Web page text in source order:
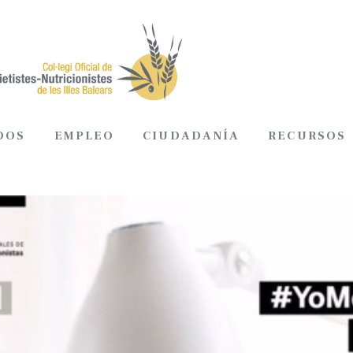
EMPLEO CIUDADANÍA RECURSOS